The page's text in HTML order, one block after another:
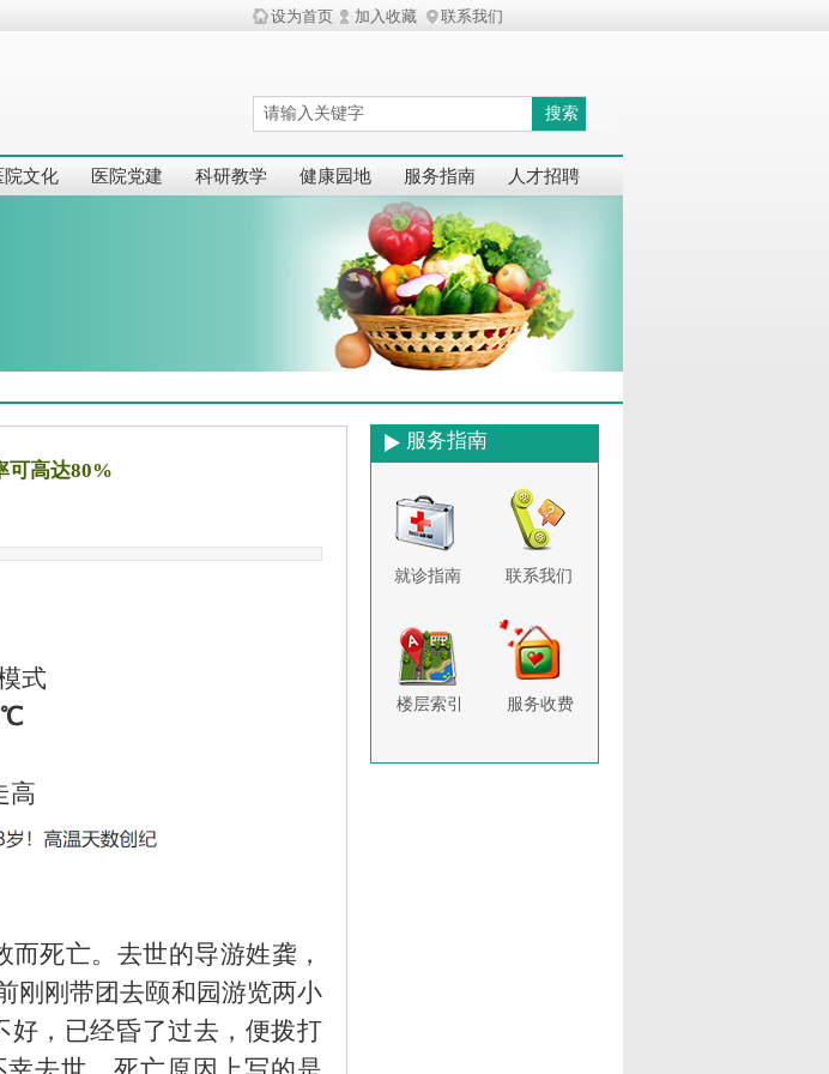
设为首页 加入收藏 联系我们
搜索
院文化 医院党建 科研教学 健康园地 服务指南 人才招聘
可高达80%
式
高
死亡。去世的导游姓龚，
刚刚带团去颐和园游览两小
好，已经昏了过去，便拨打
服务指南
就诊指南 联系我们
楼层索引 服务收费